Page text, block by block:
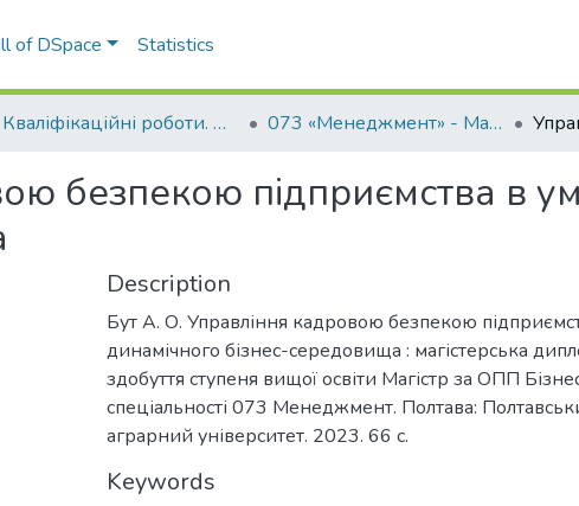
of DSpace Statistics
Кваліфікаційні роботи. ННІ економіки, управління, права та ІТ 073 «Менеджмент» - Магістри 2023-2024
безпекою підприємства в
Description
Бут А. О. Управління кадровою безпекою
динамічного бізнес-середовища : магістерська
здобуття ступеня вищої освіти Магістр за ОПП
спеціальності 073 Менеджмент. Полтава:
аграрний університет. 2023. 66 с.
Keywords